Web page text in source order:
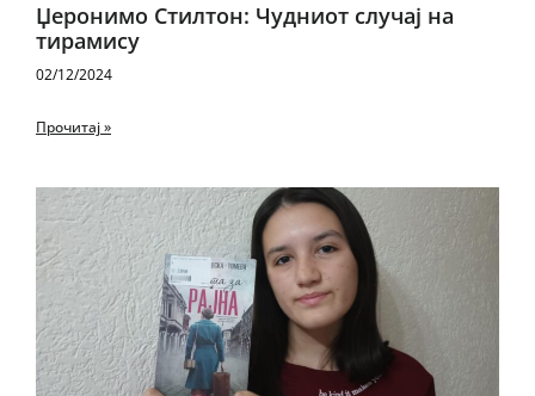
Џеронимо Стилтон: Чудниот случај на
тирамису
02/12/2024
Прочитај »